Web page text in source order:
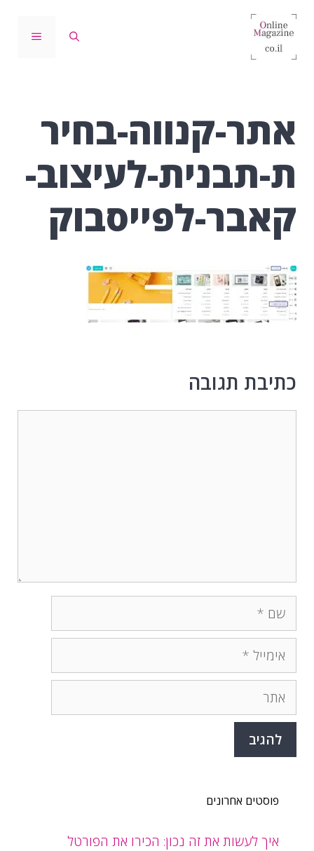
לדלג
לתוכן
תפריט
אתר-קנווה-בחיר
ת-תבנית-לעיצוב-
קאבר-לפייסבוק
כתיבת תגובה
שם
אימייל
אתר
פוסטים אחרונים
איך לעשות את זה נכון: הכירו את הפורטל